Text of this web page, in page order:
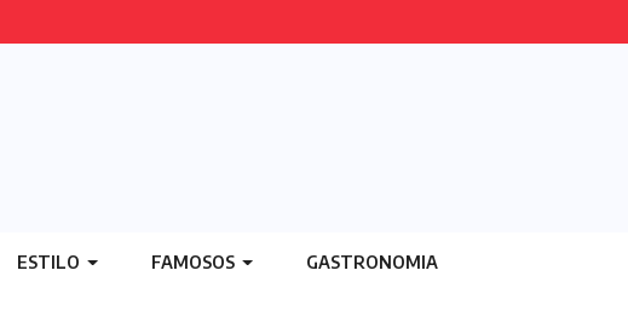
ESTILO FAMOSOS GASTRONOMIA